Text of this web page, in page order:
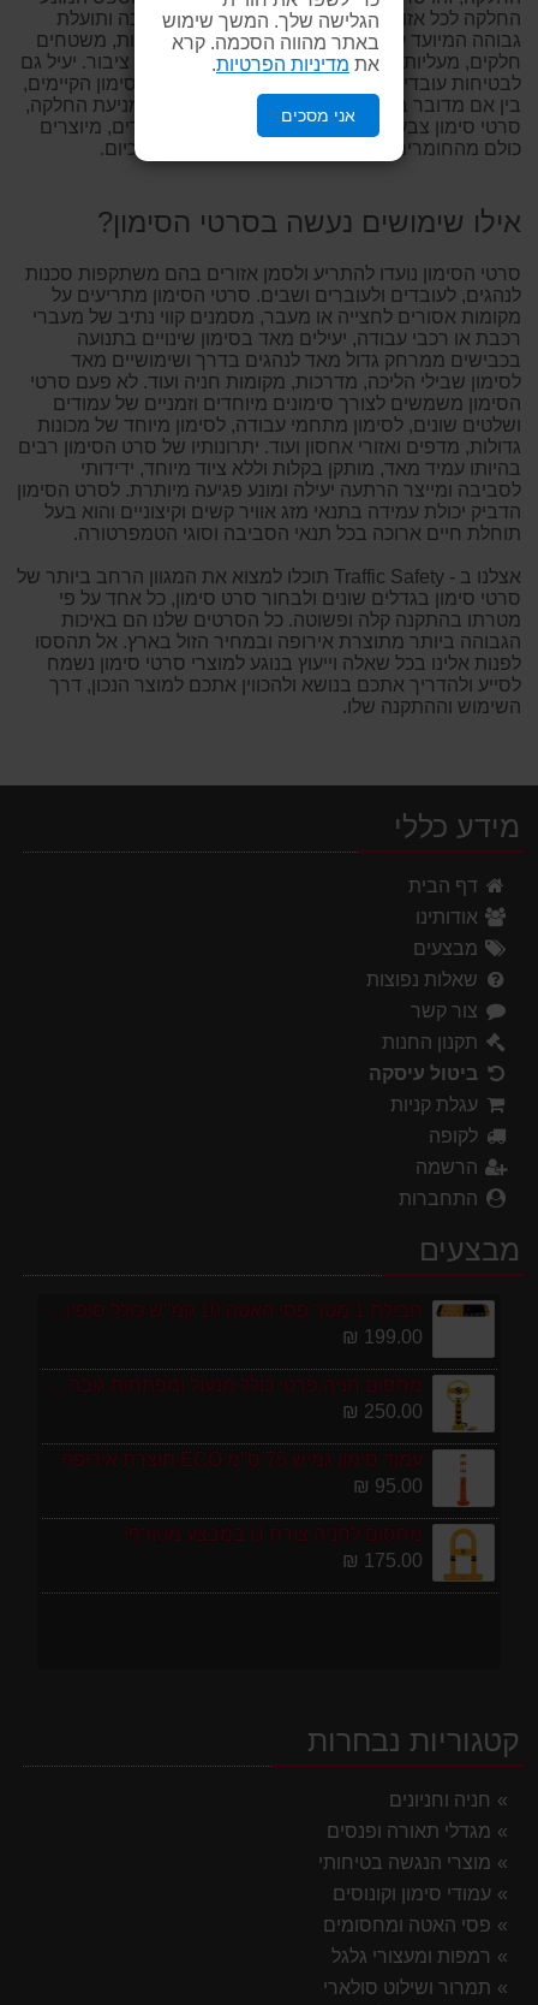
הגלישה שלך. המשך שימוש
באתר מהווה הסכמה. קרא
את מדיניות הפרטיות
אני מסכים
החלקה לכל אזור בו יש סכנה. בעל עלות מוצר נמוכה ותועלת
גבוהה המיועד למנוע תאונות. ניתן להתקינו במדרגות, משטחים
חלקים, מעליות, שיפועים, חנויות, מוסדות ומתחמי ציבור. יעיל גם
לבטיחות עובדים במפעלים ובתעשייה. כל סרטי הסימון הקיימים,
בין אם מדובר בסרטי סימון מחזירי אור, סרטים למניעת החלקה,
סרטי סימון צבעוניים בצבעי אדום, לבן, צהוב ואחרים, מיוצרים
כולם מהחומרים האיכותיים והעמידים ביותר שיש כיום.
אילו שימושים נעשה בסרטי הסימון?
סרטי הסימון נועדו להתריע ולסמן אזורים בהם משתקפות סכנות
לנהגים, לעובדים ולעוברים ושבים. סרטי הסימון מתריעים על
מקומות אסורים לחצייה או מעבר, מסמנים קווי נתיב של מעברי
רכבת או רכבי עבודה, יעילים מאד בסימון שינויים בתנועה
בכבישים ממרחק גדול מאד לנהגים בדרך ושימושיים מאד
לסימון שבילי הליכה, מדרכות, מקומות חניה ועוד. לא פעם סרטי
הסימון משמשים לצורך סימונים מיוחדים וזמניים של עמודים
ושלטים שונים, לסימון מתחמי עבודה, לסימון מיוחד של מכונות
גדולות, מדפים ואזורי אחסון ועוד. יתרונותיו של סרט הסימון רבים
בהיותו עמיד מאד, מותקן בקלות וללא ציוד מיוחד, ידידותי
לסביבה ומייצר הרתעה יעילה ומונע פגיעה מיותרת. לסרט הסימון
הדביק יכולת עמידה בתנאי מזג אוויר קשים וקיצוניים והוא בעל
תוחלת חיים ארוכה בכל תנאי הסביבה וסוגי הטמפרטורה.
אצלנו ב - Traffic Safety תוכלו למצוא את המגוון הרחב ביותר של
סרטי סימון בגדלים שונים ולבחור סרט סימון, כל אחד על פי
מטרתו בהתקנה קלה ופשוטה. כל הסרטים שלנו הם באיכות
הגבוהה ביותר מתוצרת אירופה ובמחיר הזול בארץ. אל תהססו
לפנות אלינו בכל שאלה וייעוץ בנוגע למוצרי סרטי סימון נשמח
לסייע ולהדריך אתכם בנושא ולהכווין אתכם למוצר הנכון, דרך
השימוש וההתקנה שלו.
מידע כללי
דף הבית
אודותינו
מבצעים
שאלות נפוצות
צור קשר
תקנון החנות
ביטול עיסקה
עגלת קניות
לקופה
הרשמה
התחברות
מבצעים
חבילת 1 מטר פסי האטה 10 קמ''ש כולל סופיות מפלסטיק
199.00 ₪
מחסום חניה פרטי כולל מנעול ומפתחות גובה 70 ס"מ
250.00 ₪
עמוד סימון גמיש 75 ס''מ ECO תוצרת אירופה
95.00 ₪
מחסום לחניה צורת U במבצע מטורף!
175.00 ₪
קטגוריות נבחרות
חניה וחניונים
מגדלי תאורה ופנסים
מוצרי הנגשה בטיחותי
עמודי סימון וקונוסים
פסי האטה ומחסומים
רמפות ומעצורי גלגל
תמרור ושילוט סולארי